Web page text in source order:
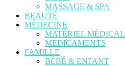
MASSAGE & SPA
BEAUTÉ
MÉDECINE
MATÉRIEL MÉDICAL
MEDICAMENTS
FAMILLE
BÉBÉ & ENFANT